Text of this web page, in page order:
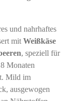
und nahrhaftes
mit Weißkäse
, speziell für
Monaten
Mild im
ausgewogen